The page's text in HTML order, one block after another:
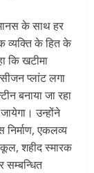
के साथ हर
व्यक्ति के हित के
कि खटीमा
प्लांट लगा
बनाया जा रहा
उन्होंने
निर्माण, एकलव्य
शहीद स्मारक
सम्बन्धित